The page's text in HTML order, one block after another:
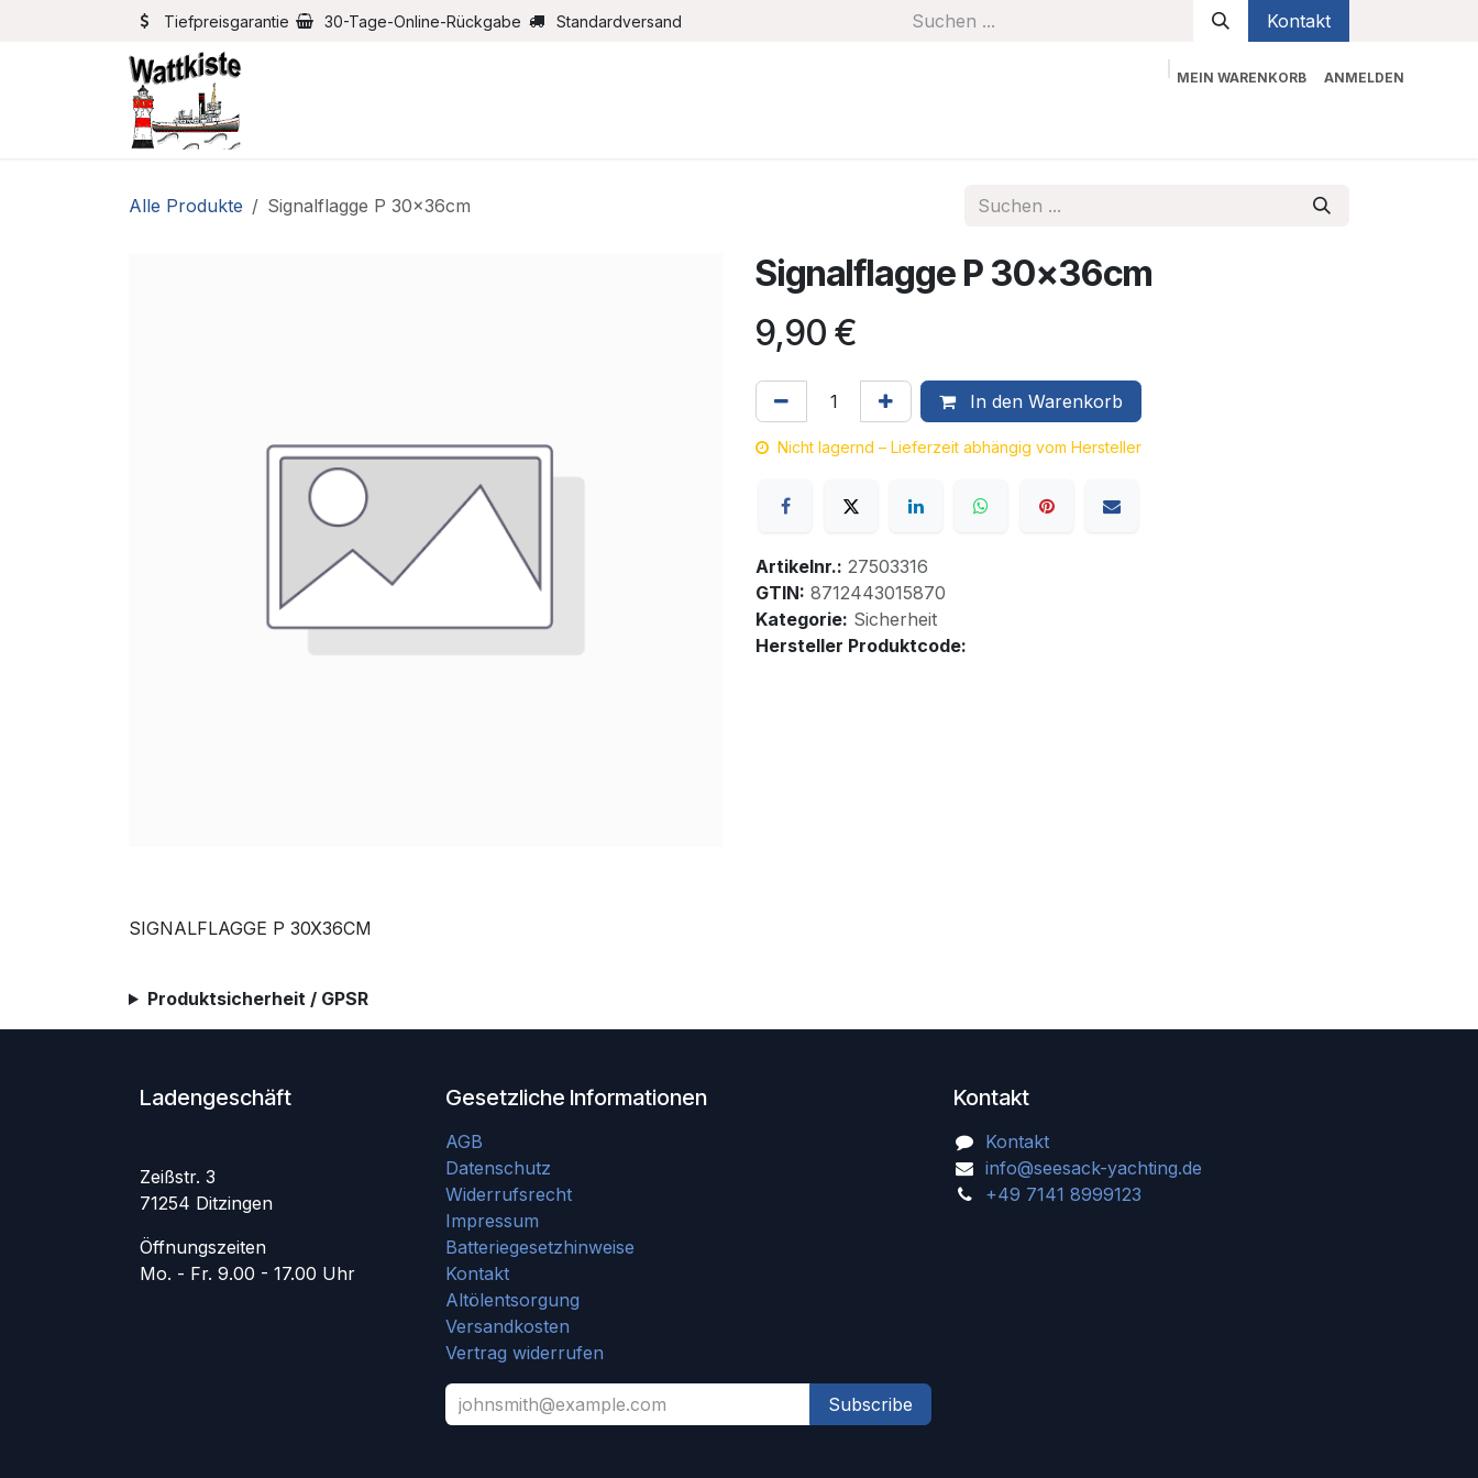
Zum Inhalt springenTiefpreisgarantie 30-Tage-Online-Rückgabe Standardversand Kontakt
MEIN WARENKORB ANMELDEN
Alle Produkte Signalflagge P 30x36cm
Signalflagge P 30x36cm
9,90 €
In den Warenkorb
Nicht lagernd – Lieferzeit abhängig vom Hersteller
Artikelnr.: 27503316
GTIN: 8712443015870
Kategorie: Sicherheit
Hersteller Produktcode:
SIGNALFLAGGE P 30X36CM
Produktsicherheit / GPSR
Ladengeschäft
Zeißstr. 3
71254 Ditzingen
Öffnungszeiten
Mo. - Fr. 9.00 - 17.00 Uhr
Kontakt
Kontakt
info@seesack-yachting.de
+49 7141 8999123
Gesetzliche Informationen
AGB
Datenschutz
Widerrufsrecht
Impressum
Batteriegesetzhinweise
Kontakt
Altölentsorgung
Versandkosten
Vertrag widerrufen
Subscribe